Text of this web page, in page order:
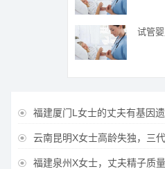
试管
 福建厦门L女士的丈夫有基因
 云南昆明X女士高龄失独，三
 福建泉州X女士，丈夫精子质